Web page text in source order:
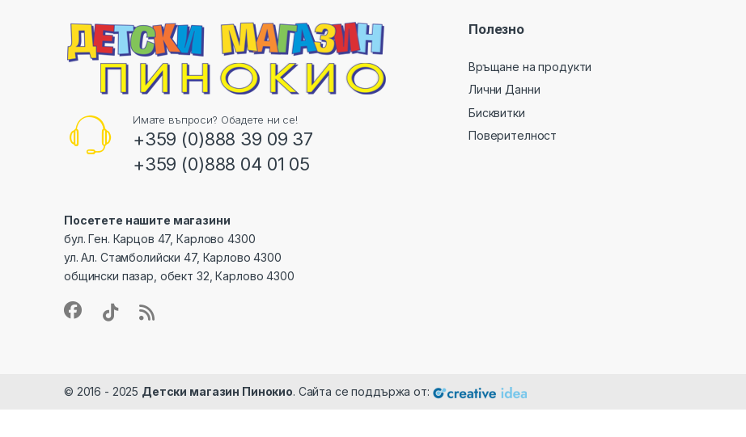
Имате въпроси? Обадете ни се!
+359 (0)888 39 09 37
+359 (0)888 04 01 05
Посетете нашите магазини
бул. Ген. Карцов 47, Карлово 4300
ул. Ал. Стамболийски 47, Карлово 4300
общински пазар, обект 32, Карлово 4300
Полезно
Връщане на продукти
Лични Данни
Бисквитки
Поверителност
© 2016 - 2025 Детски магазин Пинокио. Сайта се поддържа от: